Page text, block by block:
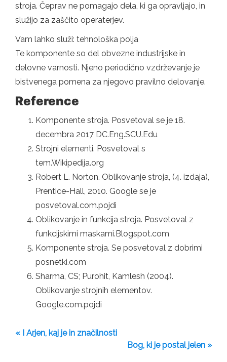
stroja. Čeprav ne pomagajo dela, ki ga opravljajo, in
služijo za zaščito operaterjev.
Vam lahko služi: tehnološka polja
Te komponente so del obvezne industrijske in
delovne varnosti. Njeno periodično vzdrževanje je
bistvenega pomena za njegovo pravilno delovanje.
Reference
Komponente stroja. Posvetoval se je 18.
decembra 2017 DC.Eng.SCU.Edu
Strojni elementi. Posvetoval s
tem.Wikipedija.org
Robert L. Norton. Oblikovanje stroja, (4. izdaja),
Prentice-Hall, 2010. Google se je
posvetoval.com.pojdi
Oblikovanje in funkcija stroja. Posvetoval z
funkcijskimi maskami.Blogspot.com
Komponente stroja. Se posvetoval z dobrimi
posnetki.com
Sharma, CS; Purohit, Kamlesh (2004).
Oblikovanje strojnih elementov.
Google.com.pojdi
« I Arjen, kaj je in značilnosti
Bog, ki je postal jelen »